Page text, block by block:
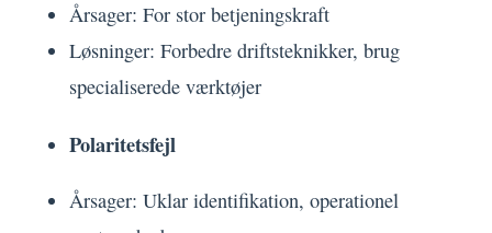
Årsager: For stor betjeningskraft
Løsninger: Forbedre driftsteknikker, brug
specialiserede værktøjer
Polaritetsfejl
Årsager: Uklar identifikation, operationel